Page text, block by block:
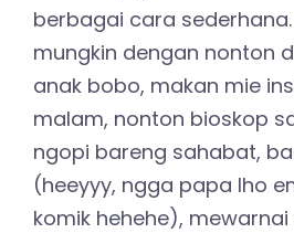
berbagai cara sederhana.
mungkin dengan nonton
anak bobo, makan mie
malam, nonton bioskop
ngopi bareng sahabat,
(heeyyy, ngga papa lho
komik hehehe),